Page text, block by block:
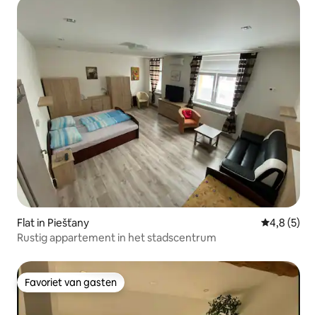
Flat in Piešťany
4,8 (5)
Rustig appartement in het stadscentrum
Favoriet van gasten
Favoriet van gasten